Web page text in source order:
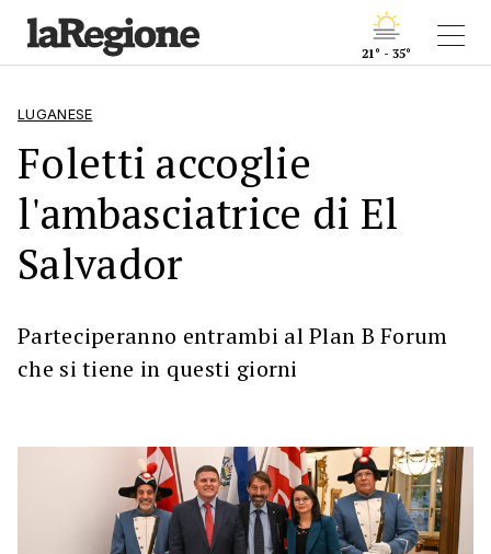
21° - 35°
LUGANESE
Foletti accoglie
l'ambasciatrice di El
Salvador
Parteciperanno entrambi al Plan B Forum
che si tiene in questi giorni